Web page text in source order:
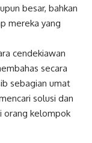
besar, bahkan
mereka yang
cendekiawan
secara
sebagian umat
solusi dan
orang kelompok